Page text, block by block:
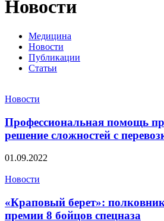
Новости
Медицина
Новости
Публикации
Статьи
Новости
Профессиональная помощь
решение сложностей с
01.09.2022
Новости
«Краповый берет»:
премии 8 бойцов спецназа